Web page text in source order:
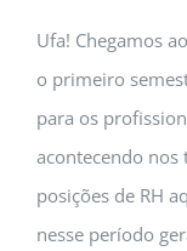
Ufa! Chegamos
o primeiro
para os
acontecendo nos
posições de RH
nesse período